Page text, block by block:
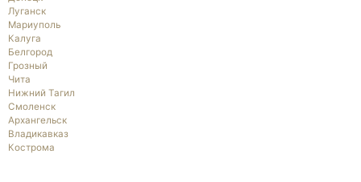
Луганск
Мариуполь
Калуга
Белгород
Грозный
Чита
Нижний Тагил
Смоленск
Архангельск
Владикавказ
Кострома